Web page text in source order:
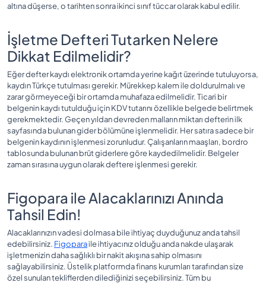
altına düşerse, o tarihten sonra ikinci sınıf tüccar olarak kabul edilir.
İşletme Defteri Tutarken Nelere
Dikkat Edilmelidir?
Eğer defter kaydı elektronik ortamda yerine kağıt üzerinde tutuluyorsa,
kaydın Türkçe tutulması gerekir. Mürekkep kalem ile doldurulmalı ve
zarar görmeyeceği bir ortamda muhafaza edilmelidir. Ticari bir
belgenin kaydı tutulduğu için KDV tutarını özellikle belgede belirtmek
gerekmektedir. Geçen yıldan devreden malların miktarı defterin ilk
sayfasında bulunan gider bölümüne işlenmelidir. Her satıra sadece bir
belgenin kaydının işlenmesi zorunludur. Çalışanların maaşları, bordro
tablosunda bulunan brüt giderlere göre kaydedilmelidir. Belgeler
zaman sırasına uygun olarak deftere işlenmesi gerekir.
Figopara ile Alacaklarınızı Anında
Tahsil Edin!
Alacaklarınızın vadesi dolmasa bile ihtiyaç duyduğunuz anda tahsil
edebilirsiniz. Figoparaile ihtiyacınız olduğu anda nakde ulaşarak
işletmenizin daha sağlıklı bir nakit akışına sahip olmasını
sağlayabilirsiniz. Üstelik platformda finans kurumları tarafından size
özel sunulan tekliflerden dilediğinizi seçebilirsiniz. Tüm bu